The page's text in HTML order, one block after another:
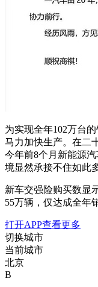
为实现全年102万台
马力加快生产。在二
今年前8个月新能源
境显然承接不住如此
新车交强险购买数显
55万辆，仅达成全年
打开APP查看更多
切换城市
当前城市
北京
B